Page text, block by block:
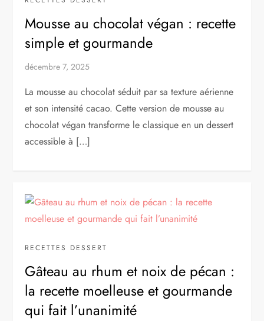
Mousse au chocolat végan : recette
simple et gourmande
décembre 7, 2025
La mousse au chocolat séduit par sa texture aérienne
et son intensité cacao. Cette version de mousse au
chocolat végan transforme le classique en un dessert
accessible à […]
RECETTES DESSERT
Gâteau au rhum et noix de pécan :
la recette moelleuse et gourmande
qui fait l’unanimité